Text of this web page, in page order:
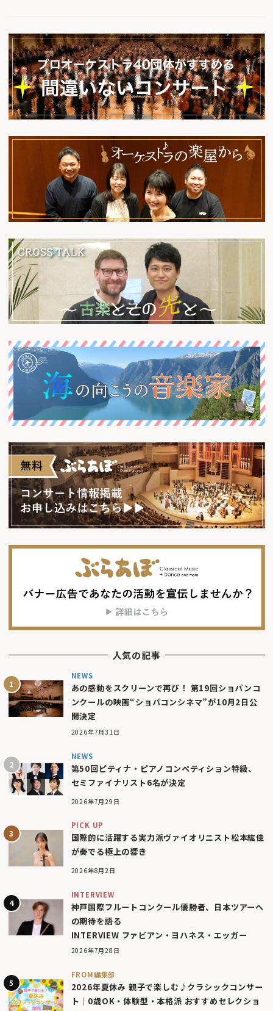
人気の記事
NEWS
あの感動をスクリーンで再び！ 第19回ショパンコ
ンクールの映画“ショパコンシネマ”が10月2日公
開決定
2026年7月31日
NEWS
第50回ピティナ・ピアノコンペティション特級、
セミファイナリスト6名が決定
2026年7月29日
PICK UP
国際的に活躍する実力派ヴァイオリニスト松本紘佳
が奏でる極上の響き
2026年8月2日
INTERVIEW
神戸国際フルートコンクール優勝者、日本ツアーへ
の期待を語る
INTERVIEW ファビアン・ヨハネス・エッガー
2026年7月28日
FROM編集部
2026年夏休み 親子で楽しむ♪クラシックコンサー
ト｜0歳OK・体験型・本格派 おすすめセレクショ